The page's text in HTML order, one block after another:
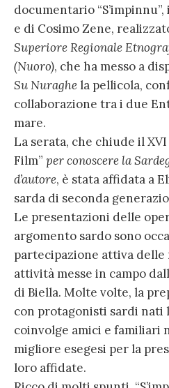
documentario
e di Cosimo Zene,
Superiore Regionale
(Nuoro), che ha messo a
Su Nuraghela pellicola,
collaborazione tra i due
mare.
La serata, che chiude il
Film” per conoscere la
d’autore, è stata affidata a
sarda di seconda
Le presentazioni delle
argomento sardo sono
partecipazione attiva
attività messe in campo
di Biella. Molte volte, la
con protagonisti sardi nati
coinvolge amici e familiari
migliore esegesi per la
loro affidate.